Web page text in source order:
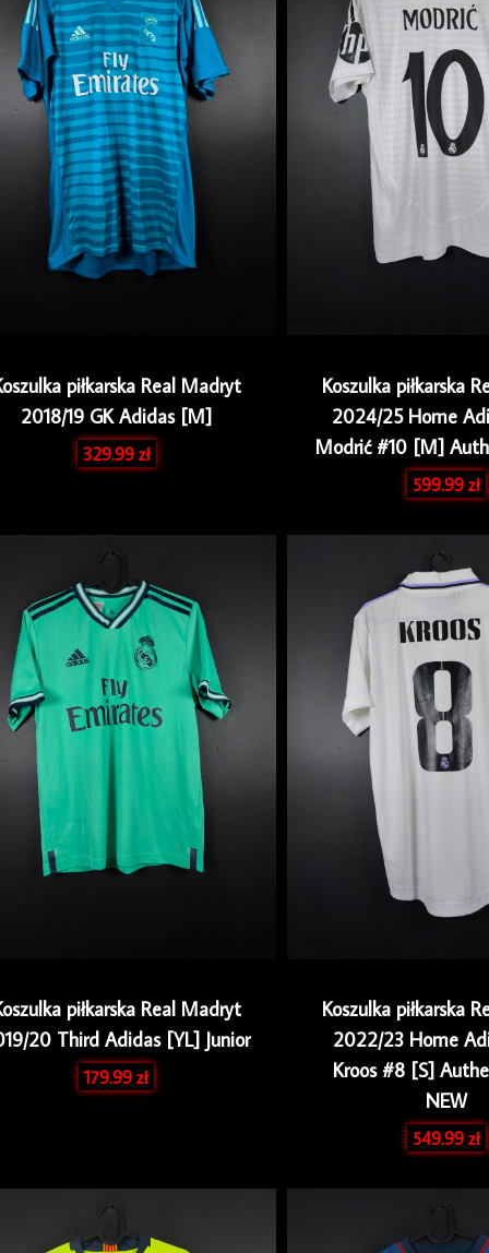
piłkarska Real Madryt
2018/19 GK Adidas [M]
329.99zł
Koszulka piłkarska
2024/25 Home
Modrić #10 [M]
599.99zł
piłkarska Real Madryt
20 Third Adidas [YL] Junior
179.99zł
Koszulka piłkarska
2022/23 Home
Kroos #8 [S]
NEW
549.99zł